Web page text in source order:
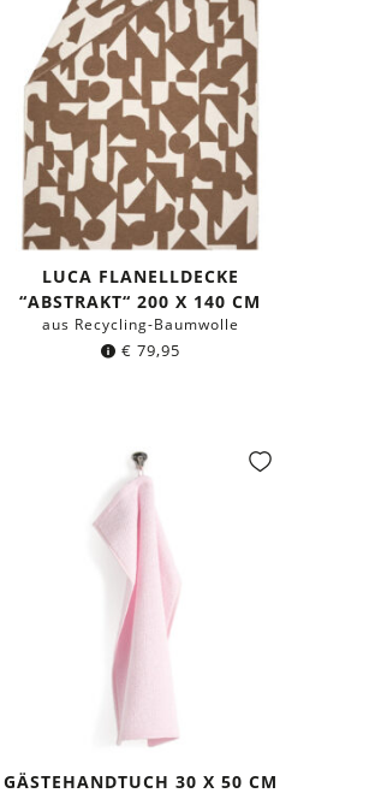
LUCA FLANELLDECKE
“ABSTRAKT“ 200 X 140 CM
aus Recycling-Baumwolle
€ 79,95
GÄSTEHANDTUCH 30 X 50 CM